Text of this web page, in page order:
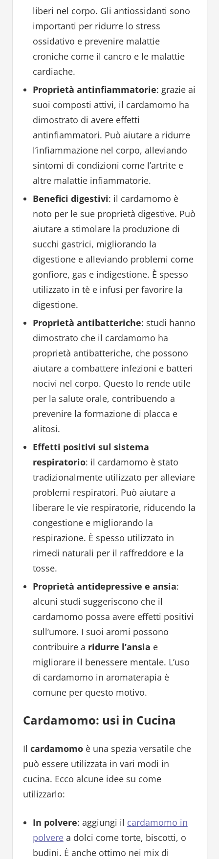
liberi nel corpo. Gli antiossidanti sono
importanti per ridurre lo stress
ossidativo e prevenire malattie
croniche come il cancro e le malattie
cardiache.
Proprietà antinfiammatorie: grazie ai
suoi composti attivi, il cardamomo ha
dimostrato di avere effetti
antinfiammatori. Può aiutare a ridurre
l’infiammazione nel corpo, alleviando
sintomi di condizioni come l’artrite e
altre malattie infiammatorie.
Benefici digestivi: il cardamomo è
noto per le sue proprietà digestive. Può
aiutare a stimolare la produzione di
succhi gastrici, migliorando la
digestione e alleviando problemi come
gonfiore, gas e indigestione. È spesso
utilizzato in tè e infusi per favorire la
digestione.
Proprietà antibatteriche: studi hanno
dimostrato che il cardamomo ha
proprietà antibatteriche, che possono
aiutare a combattere infezioni e batteri
nocivi nel corpo. Questo lo rende utile
per la salute orale, contribuendo a
prevenire la formazione di placca e
alitosi.
Effetti positivi sul sistema
respiratorio: il cardamomo è stato
tradizionalmente utilizzato per alleviare
problemi respiratori. Può aiutare a
liberare le vie respiratorie, riducendo la
congestione e migliorando la
respirazione. È spesso utilizzato in
rimedi naturali per il raffreddore e la
tosse.
Proprietà antidepressive e ansia:
alcuni studi suggeriscono che il
cardamomo possa avere effetti positivi
sull’umore. I suoi aromi possono
contribuire a ridurre l’ansia e
migliorare il benessere mentale. L’uso
di cardamomo in aromaterapia è
comune per questo motivo.
Cardamomo: usi in Cucina
Il cardamomoè una spezia versatile che
può essere utilizzata in vari modi in
cucina. Ecco alcune idee su come
utilizzarlo:
In polvere: aggiungi il cardamomo in
polverea dolci come torte, biscotti, o
budini. È anche ottimo nei mix di